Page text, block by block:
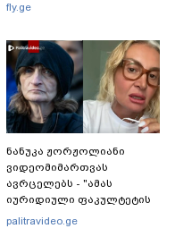
fly.ge
ნანუკა ჟორჟოლიანი
ვიდეომიმართვას
ავრცელებს - "ამას
იურიდიული ფაკულტეტის
1-ელი კურსის სტუდენტიც
palitravideo.ge